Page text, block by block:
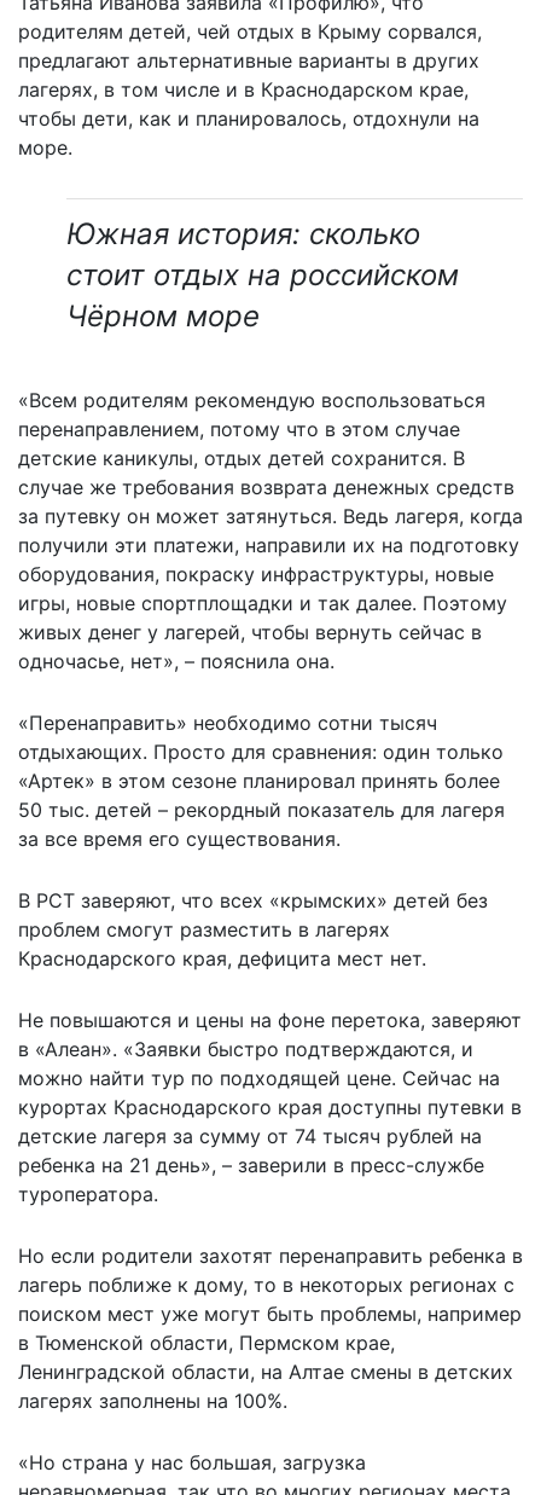
родителям детей, чей отдых в Крыму сорвался,
предлагают альтернативные варианты в других
лагерях, в том числе и в Краснодарском крае,
чтобы дети, как и планировалось, отдохнули на
море.
Южная история: сколько
стоит отдых на российском
Чёрном море
«Всем родителям рекомендую воспользоваться
перенаправлением, потому что в этом случае
детские каникулы, отдых детей сохранится. В
случае же требования возврата денежных средств
за путевку он может затянуться. Ведь лагеря, когда
получили эти платежи, направили их на подготовку
оборудования, покраску инфраструктуры, новые
игры, новые спортплощадки и так далее. Поэтому
живых денег у лагерей, чтобы вернуть сейчас в
одночасье, нет», – пояснила она.
«Перенаправить» необходимо сотни тысяч
отдыхающих. Просто для сравнения: один только
«Артек» в этом сезоне планировал принять более
50 тыс. детей – рекордный показатель для лагеря
за все время его существования.
В РСТ заверяют, что всех «крымских» детей без
проблем смогут разместить в лагерях
Краснодарского края, дефицита мест нет.
Не повышаются и цены на фоне перетока, заверяют
в «Алеан». «Заявки быстро подтверждаются, и
можно найти тур по подходящей цене. Сейчас на
курортах Краснодарского края доступны путевки в
детские лагеря за сумму от 74 тысяч рублей на
ребенка на 21 день», – заверили в пресс-службе
туроператора.
Но если родители захотят перенаправить ребенка в
лагерь поближе к дому, то в некоторых регионах с
поиском мест уже могут быть проблемы, например
в Тюменской области, Пермском крае,
Ленинградской области, на Алтае смены в детских
лагерях заполнены на 100%.
«Но страна у нас большая, загрузка